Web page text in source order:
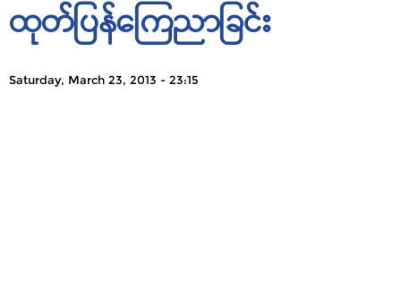
ထုတ်ပြန်ကြေညာခြင်း
Saturday, March 23, 2013 - 23:15